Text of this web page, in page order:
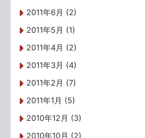
2011年6月 (2)
2011年5月 (1)
2011年4月 (2)
2011年3月 (4)
2011年2月 (7)
2011年1月 (5)
2010年12月 (3)
2010年10月 (2)